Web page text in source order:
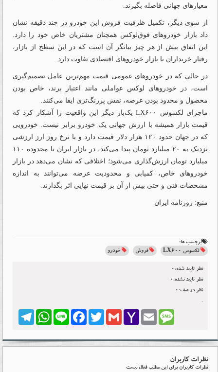
معیارهای جهانی فاصله بگیرند.
از سوی دیگر، تکمیل ظرفیت فروش این خودرو در چند دقیقه نشان
داد بازار خودروهای فوق‌لوکس همچنان مشتریان خاص خود را دارد.
این اتفاق بیش از هر چیز بیانگر آن است که در این سطح از بازار،
رفتار خریداران با بازار خودروهای اقتصادی تفاوت دارد.
در حالی که در خودروهای عمومی قیمت مهم‌ترین عامل تصمیم‌گیری
است، در خودروهای لوکس عواملی مانند اعتبار برند، خاص بودن
محصول و محدود بودن عرضه، نقش پررنگ‌تری ایفا می‌کنند.
ماجرای لکسوس LX۶۰۰ یک‌بار دیگر این واقعیت را آشکار کرد که
قیمت بازار همیشه با ارزش جهانی یک خودرو برابر نیست. خودرویی
که در جهان حدود ۱۲۰ هزار دلار قیمت دارد و با نرخ روز ارز ارزشی
نزدیک به ۲۰ میلیارد تومان پیدا می‌کند، در بازار ایران تا محدوده ۱۱۰
میلیارد تومان ارزش‌گذاری می‌شود؛ اختلافی که نشان می‌دهد در بازار
خودروهای خاص، کمیابی و محدودیت عرضه می‌توانند به اندازه
مشخصات فنی و حتی بیش از آن بر قیمت نهایی اثر بگذارند.
منبع: روزنامه ایران
برچسب ها:
لکسوس LX۶۰۰
فروش خودرو
نظر تایید شده:0
نظر تایید نشده:0
نظر در صف:0
TelegramWhatsApp LineFacebook Twitter Gmail
Yahoo
Email Message
نظرات کاربران
نظرات کاربران برای این مطلب فعال نیست